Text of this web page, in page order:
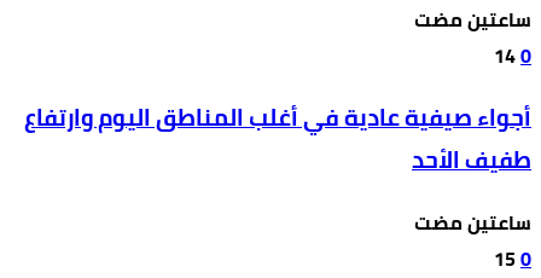
‫‫‫‏‫ساعتين مضت‬
0
14
أجواء صيفية عادية في أغلب المناطق اليوم وارتفاع
طفيف الأحد
‫‫‫‏‫ساعتين مضت‬
0
15